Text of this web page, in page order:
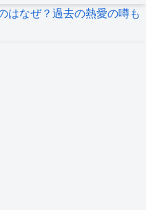
はなぜ？過去の熱愛の噂も